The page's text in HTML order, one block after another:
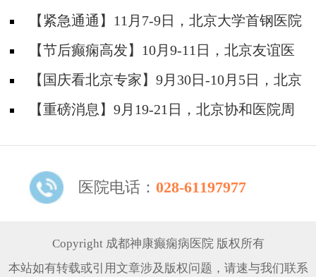
防安全培训纪实
【紧急通通】11月7-9日，北京大学首钢医院
神经内科胡颖教授亲临成都会诊，破解癫痫疑难
【节后癫痫高发】10月9-11日，北京友谊医
院陈葵博士免费会诊+治疗援助，破解癫痫难
题！
【国庆看北京专家】9月30日-10月5日，北京
天坛&首钢医院两大专家蓉城亲诊+癫痫大额救
【重磅消息】9月19-21日，北京协和医院周
医院电话： 028-61197977
Copyright 成都神康癫痫病医院 版权所有
本站如有转载或引用文章涉及版权问题，请速与我们联系